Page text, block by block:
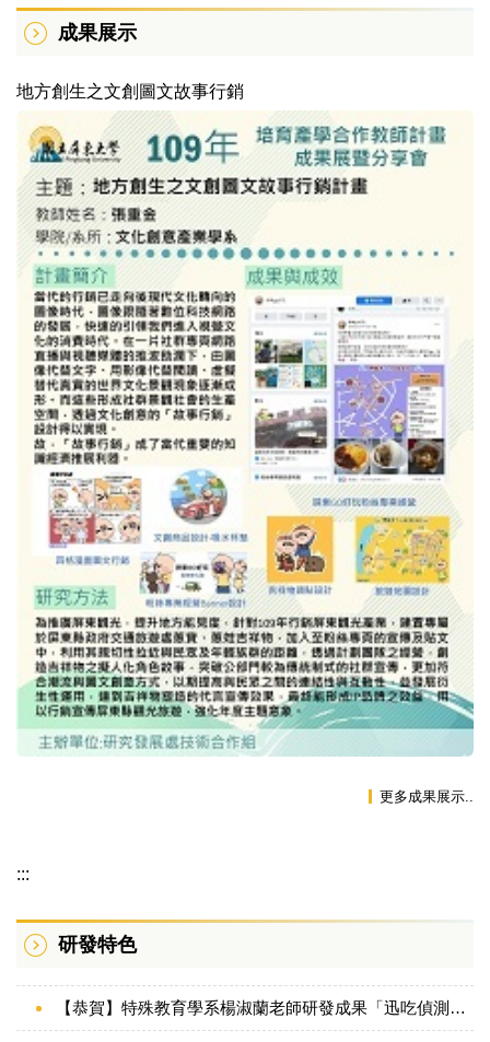
成果展示
地方創生之文創圖文故事行銷
更多成果展示..
:::
研發特色
【恭賀】特殊教育學系楊淑蘭老師研發成果「迅吃偵測方法、迅吃偵測裝置與電腦程式產品」取得發明專利證書